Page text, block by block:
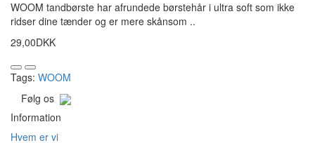
WOOM tandbørste har afrundede børstehår i ultra soft som ikke
ridser dine tænder og er mere skånsom ..
29,00DKK
Tags: WOOM
Følg os
Information
Hvem er vi